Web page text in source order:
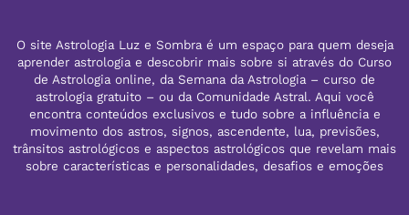
O site Astrologia Luz e Sombra é um espaço para quem deseja
aprender astrologia e descobrir mais sobre si através do Curso
de Astrologia online, da Semana da Astrologia – curso de
astrologia gratuito – ou da Comunidade Astral. Aqui você
encontra conteúdos exclusivos e tudo sobre a influência e
movimento dos astros, signos, ascendente, lua, previsões,
trânsitos astrológicos e aspectos astrológicos que revelam mais
sobre características e personalidades, desafios e emoções